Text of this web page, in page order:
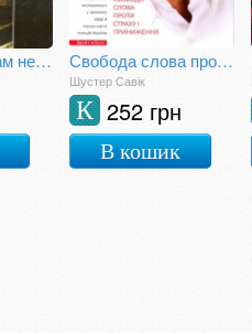
Москва сльозам не вірить (голодомор в Україні) Свобода слова проти страху і приниження
Шустер Савік
252 грн
К
В кошик